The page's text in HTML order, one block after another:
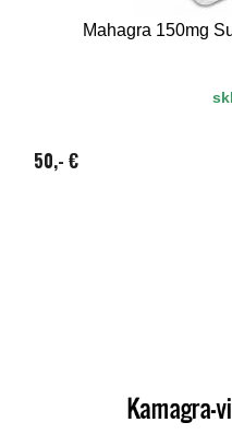
Mahagra 150mg
50,- €